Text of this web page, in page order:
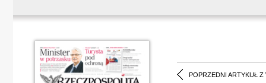
POPRZEDNI ARTYKUŁ Z